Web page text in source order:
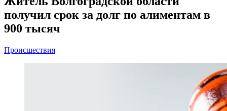
получил срок за долг по алиментам в
900 тысяч
Происшествия